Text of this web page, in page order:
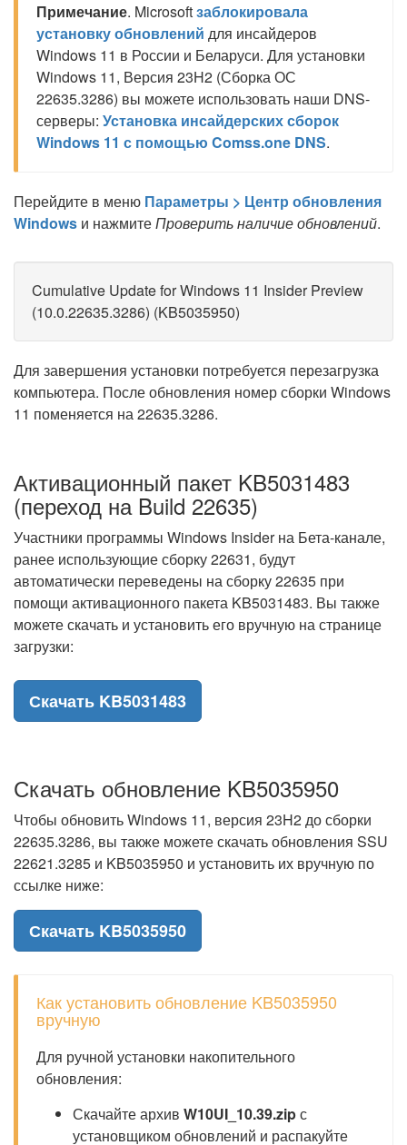
Примечание. Microsoftзаблокировала
установку обновлений для инсайдеров
Windows 11 в России и Беларуси. Для установки
Windows 11, Версия 23H2 (Сборка ОС
22635.3286) вы можете использовать наши DNS-
серверы: Установка инсайдерских сборок
Windows 11 с помощью Comss.one DNS.
Перейдите в меню Параметры > Центр обновления
Windows и нажмитеПроверить наличие обновлений.
Cumulative Update for Windows 11 Insider Preview
(10.0.22635.3286) (KB5035950)
Для завершения установки потребуется перезагрузка
компьютера. После обновления номер сборки Windows
11 поменяется на 22635.3286.
Активационный пакет KB5031483
(переход на Build 22635)
Участники программы Windows Insider на Бета-канале,
ранее использующие сборку 22631, будут
автоматически переведены на сборку 22635 при
помощи активационного пакета KB5031483. Вы также
можете скачать и установить его вручную на странице
загрузки:
Скачать KB5031483
Скачать обновление KB5035950
Чтобы обновить Windows 11, версия 23H2 до сборки
22635.3286, вы также можете скачать обновления SSU
22621.3285 и KB5035950 и установить их вручную по
ссылке ниже:
Скачать KB5035950
Как установить обновление KB5035950
вручную
Для ручной установки накопительного
обновления:
Скачайте архив W10UI_10.39.zipс
установщиком обновлений и распакуйте